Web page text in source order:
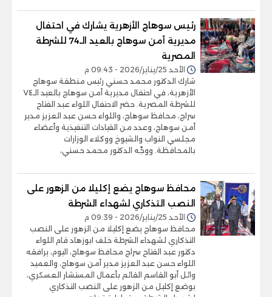
رئيس سوهاج الأزهرية يشارك في احتفال
مديرية أمن سوهاج بالعيد الـ74 للشرطة
المصرية
الأحد 25/يناير/2026 - 09:43 م
شارك الدكتور محمد حسني رئيس منطقة سوهاج
الأزهرية، في احتفال مديرية أمن سوهاج بالعيد الـ٧٤
للشرطة المصرية. حضر الاحتفال اللواء عبد الفتاح
سراج، محافظ سوهاج، واللواء حسن عبد العزيز مدير
أمن سوهاج، وعدد من القيادات التنفيذية وأعضاء
مجلسي النواب والشيوخ ووكلاء الوزارات
بالمحافظة. ووجَّه الدكتور محمد حسني،
محافظ سوهاج يضع إكليلا من الزهور على
النصب التذكاري لشهداء الشرطة
الأحد 25/يناير/2026 - 09:39 م
محافظ سوهاج يضع إكليلا من الزهور على النصب
التذكاري لشهداء الشرطة خلف ابوزهاد قام اللواء
دكتور عبد الفتاح سراج محافظ سوهاج، اليوم، يرافقه
اللواء حسن عبد العزيز مدير أمن سوهاج، والعميد
وائل أبو القاسم القائم بأعمال المستشار العسكري،
بوضع إكليل من الزهور على النصب التذكاري